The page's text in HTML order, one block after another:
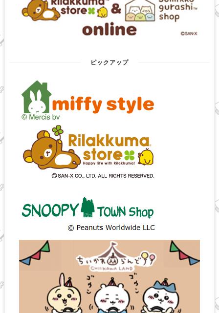
ピックアップ